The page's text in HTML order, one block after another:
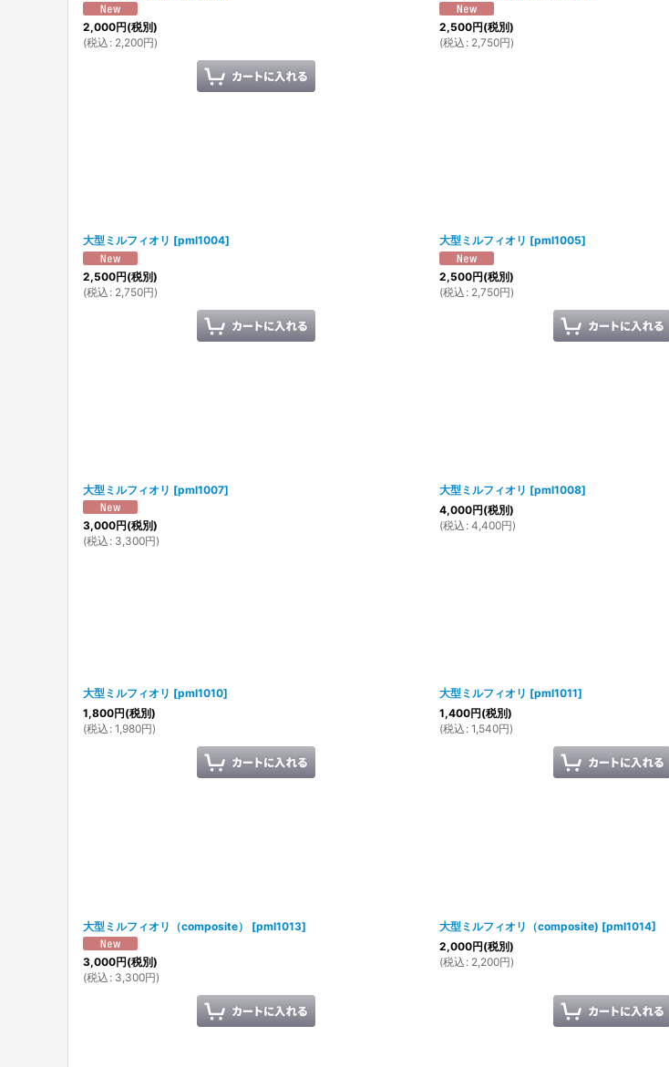
2,000円(税別)
(税込 : 2,200円)
2,500円(税別)
(税込 : 2,750円)
大型ミルフィオリ [pml1004]
2,500円(税別)
(税込 : 2,750円)
大型ミルフィオリ [pml1005]
2,500円(税別)
(税込 : 2,750円)
大型ミルフィオリ [pml1007]
3,000円(税別)
(税込 : 3,300円)
大型ミルフィオリ [pml1008]
4,000円(税別)
(税込 : 4,400円)
大型ミルフィオリ [pml1010]
1,800円(税別)
(税込 : 1,980円)
大型ミルフィオリ [pml1011]
1,400円(税別)
(税込 : 1,540円)
大型ミルフィオリ（composite） [pml1013]
3,000円(税別)
(税込 : 3,300円)
大型ミルフィオリ（composite) [pml1014]
2,000円(税別)
(税込 : 2,200円)